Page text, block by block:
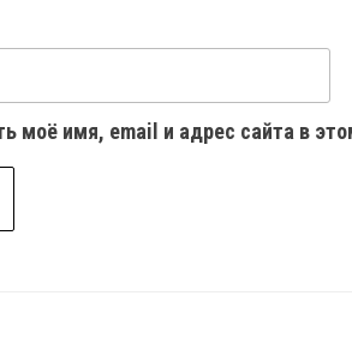
моё имя, email и адрес сайта в